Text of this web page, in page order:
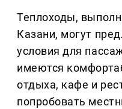
Теплоходы,
Казани, могут
условия для
имеются
отдыха, кафе и
попробовать